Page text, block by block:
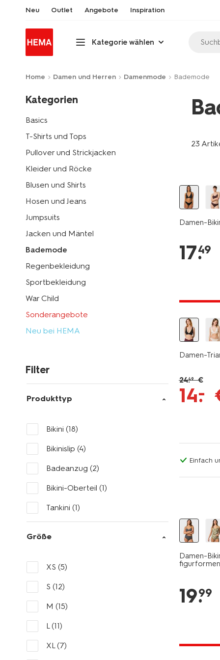
Neu Outlet Angebote Inspiration
Kategorie wählen
Home Damen und Herren Damenmode Bademode
Kategorien
Basics
T-Shirts und Tops
Pullover und Strickjacken
Kleider und Röcke
Blusen und Shirts
Hosen und Jeans
Jumpsuits
Jacken und Mäntel
Bademode
Regenbekleidung
Sportbekleidung
War Child
Sonderangebote
Neu bei HEMA
Filter
Produkttyp
Bikini (18)
Bikinislip (4)
Badeanzug (2)
Bikini-Oberteil (1)
Tankini (1)
Größe
XS (5)
S (12)
M (15)
L(11)
XL(7)
23
Damen-
17.
49
Damen-
24.49 €
14.
–
Einfach
Damen-
19.
99